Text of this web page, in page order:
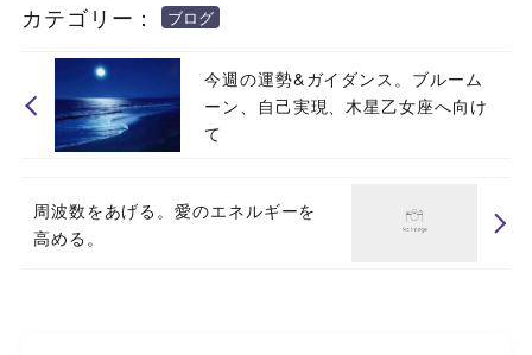
カテゴリー： ブログ
今週の運勢&ガイダンス。ブルーム
ーン、自己実現、木星乙女座へ向け
て
周波数をあげる。愛のエネルギーを
高める。